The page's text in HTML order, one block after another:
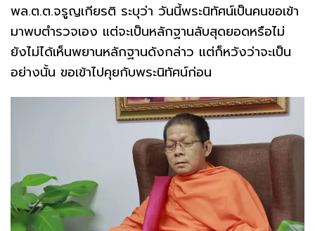
พล.ต.ต.จรูญเกียรติ ระบุว่า วันนี้พระนิทัศน์เป็นคนขอเข้า
มาพบตำรวจเอง แต่จะเป็นหลักฐานลับสุดยอดหรือไม่
ยังไม่ได้เห็นพยานหลักฐานดังกล่าว แต่ก็หวังว่าจะเป็น
อย่างนั้น ขอเข้าไปคุยกับพระนิทัศน์ก่อน